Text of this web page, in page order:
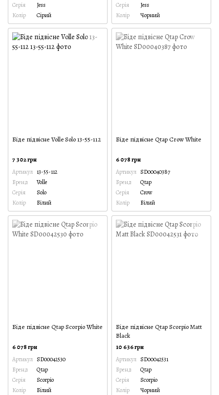
Серія
Jess
Колір
Сірий
Серія
Jess
Колір
Чорний
Біде підвісне Volle Solo 13-55-112
7 302 грн
Артикул 13-55-112
Бренд
Volle
Серія
Solo
Колір
Білий
Біде підвісне Qtap Crow White
6 078 грн
Артикул SD00040387
Бренд
Qtap
Серія
Crow
Колір
Білий
Біде підвісне Qtap Scorpio White
6 078 грн
Артикул SD00042530
Бренд
Qtap
Серія
Scorpio
Колір
Білий
Біде підвісне Qtap Scorpio Matt
Black
10 636 грн
Артикул SD00042531
Бренд
Qtap
Серія
Scorpio
Колір
Чорний